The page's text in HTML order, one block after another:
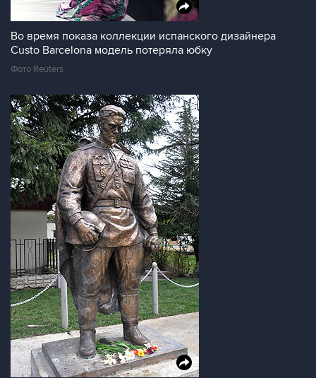
Во время показа коллекции испанского дизайнера
Custo Barcelona модель потеряла юбку
Фото Reuters